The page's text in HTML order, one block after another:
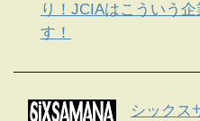
り！JCIAはこういう
す！
シックス